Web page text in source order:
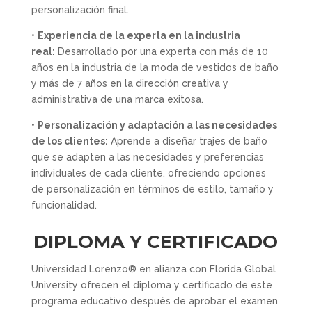
personalización final.
• Experiencia de la experta en la industria
real: Desarrollado por una experta con más de 10
años en la industria de la moda de vestidos de baño
y más de 7 años en la dirección creativa y
administrativa de una marca exitosa.
• Personalización y adaptación a las necesidades
de los clientes: Aprende a diseñar trajes de baño
que se adapten a las necesidades y preferencias
individuales de cada cliente, ofreciendo opciones
de personalización en términos de estilo, tamaño y
funcionalidad.
DIPLOMA Y CERTIFICADO
Universidad Lorenzo® en alianza con Florida Global
University ofrecen el diploma y certificado de este
programa educativo después de aprobar el examen